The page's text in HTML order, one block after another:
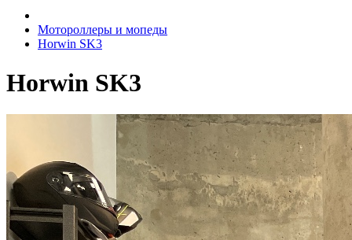
Мотороллеры и мопеды
Horwin SK3
Horwin SK3